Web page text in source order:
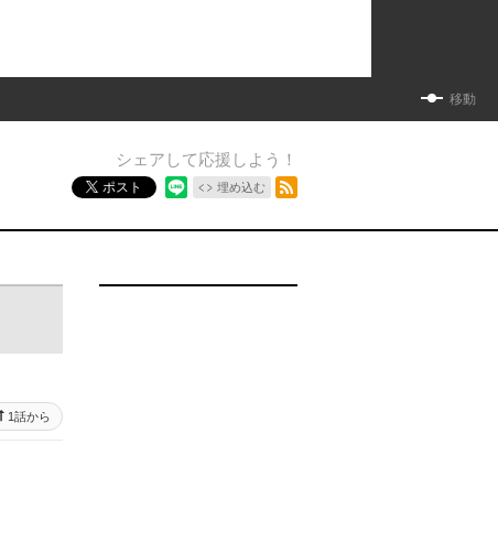
移動
シェアして応援しよう！
ポスト 埋め込む
1話から